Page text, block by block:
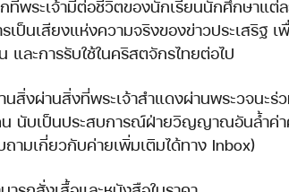
ที่พระเจ้ามีต่อชีวิตของนักเรียนนักศึกษาแต่
เป็นเสียงแห่งความจริงของข่าวประเสริฐ
และการรับใช้ในคริสตจักรไทยต่อไป
นสิ่งผ่านสิ่งที่พระเจ้าสำแดงผ่านพระวจนะ
น นับเป็นประสบการณ์ฝ่ายวิญญาณอันล้ำค่า
ถามเกี่ยวกับค่ายเพิ่มเติมได้ทาง Inbox)